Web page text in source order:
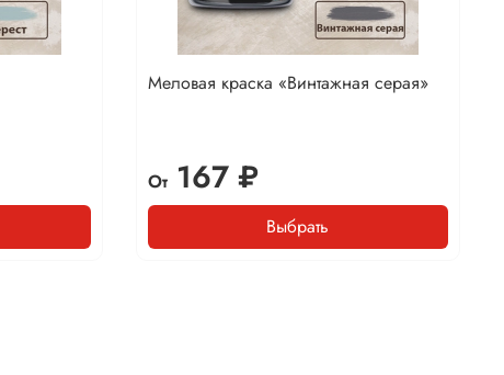
Меловая краска «Винтажная серая»
От167 ₽
Выбрать